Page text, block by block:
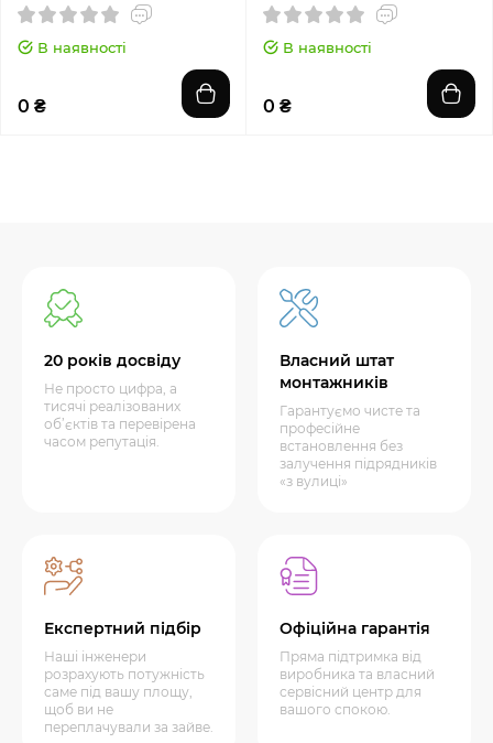
В наявності
0 ₴
В наявності
0 ₴
20 років досвіду
Не просто цифра, а
тисячі реалізованих
об’єктів та перевірена
часом репутація.
Власний штат
монтажників
Гарантуємо чисте та
професійне
встановлення без
залучення підрядників
«з вулиці»
Експертний підбір
Наші інженери
розрахують потужність
саме під вашу площу,
щоб ви не
переплачували за зайве.
Офіційна гарантія
Пряма підтримка від
виробника та власний
сервісний центр для
вашого спокою.